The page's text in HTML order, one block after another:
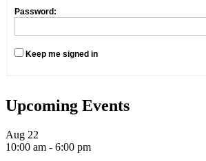
Password:
Keep me signed in
Upcoming Events
Aug 22
10:00 am - 6:00 pm